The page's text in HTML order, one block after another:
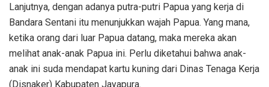
Lanjutnya, dengan adanya putra-putri Papua yang kerja di
Bandara Sentani itu menunjukkan wajah Papua. Yang mana,
ketika orang dari luar Papua datang, maka mereka akan
melihat anak-anak Papua ini. Perlu diketahui bahwa anak-
anak ini suda mendapat kartu kuning dari Dinas Tenaga Kerja
(Disnaker) Kabupaten Jayapura.